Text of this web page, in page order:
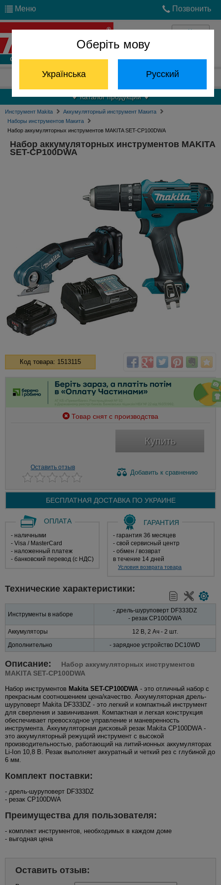
Оберіть мову
Українська Русский
Меню Позвонить
Войти
Отдел запчастей: (068) 824-24-24
Каталог продукции
Инструмент Makita
Аккумуляторный инструмент Макита
Наборы инструментов Макита
Набор аккумуляторных инструментов MAKITA SET-CP100DWA
Набор аккумуляторных инструментов MAKITA
SET-CP100DWA
Код товара: 1513115
Товар снят с производства
Купить
Оставить отзыв
Добавить к сравнению
БЕСПЛАТНАЯ ДОСТАВКА ПО УКРАИНЕ
ОПЛАТА
- наличными
- Visa / MasterCard
- наложенный платеж
- банковский перевод (с НДС)
ГАРАНТИЯ
- гарантия 36 месяцев
- свой сервисный центр
- обмен / возврат
в течение 14 дней
Условия возврата товара
Технические характеристики:
Инструменты в наборе
- дрель-шуруповерт DF333DZ
- резак CP100DWA
Аккумуляторы
12 В, 2 Ач - 2 шт.
Дополнительно
- зарядное устройство DC10WD
Описание:
Набор аккумуляторных инструментов
MAKITA SET-CP100DWA
Набор инструментов Makita SET-CP100DWA - это отличный набор с
прекрасным соотношением цена/качество. Аккумуляторная дрель-
шуруповерт Makita DF333DZ - это легкий и компактный инструмент
для сверления и завинчивания. Компактная и легкая конструкция
обеспечивает превосходное управление и маневренность
инструмента. Аккумуляторная дисковый резак Makita CP100DWA -
это аккумуляторный режущий инструмент с высокой
производительностью, работающий на литий-ионных аккумуляторах
Li-Ion 10,8 В. Резак выполняет аккуратный и четкий рез с глубиной до
6 мм.
Комплект поставки:
- дрель-шуруповерт DF333DZ
- резак CP100DWA
Преимущества для пользователя:
- комплект инструментов, необходимых в каждом доме
- выгодная цена
Оставить отзыв: